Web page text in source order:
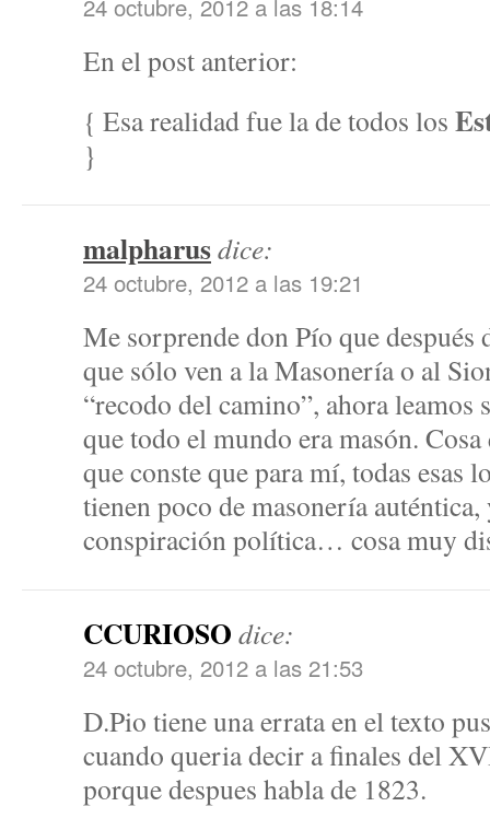
24 octubre, 2012 a las 18:14
En el post anterior:
{ Esa realidad fue la de todos los
}
malpharusdice:
24 octubre, 2012 a las 19:21
Me sorprende don Pío que después
que sólo ven a la Masonería o al
“recodo del camino”, ahora leamos
que todo el mundo era masón.
que conste que para mí, todas esas
tienen poco de masonería
conspiración política… cosa muy
CCURIOSO dice:
24 octubre, 2012 a las 21:53
D.Pio tiene una errata en el texto
cuando queria decir a finales del
porque despues habla de 1823.